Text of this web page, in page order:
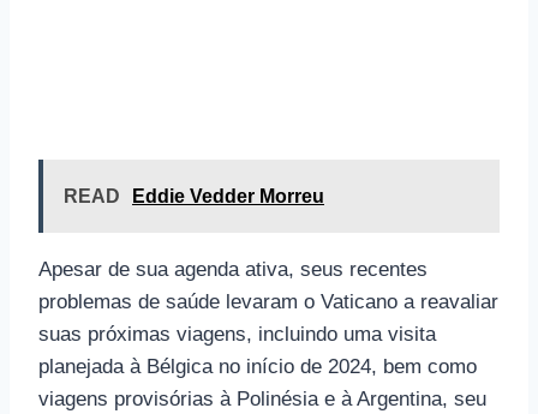
READ Eddie Vedder Morreu
Apesar de sua agenda ativa, seus recentes
problemas de saúde levaram o Vaticano a reavaliar
suas próximas viagens, incluindo uma visita
planejada à Bélgica no início de 2024, bem como
viagens provisórias à Polinésia e à Argentina, seu